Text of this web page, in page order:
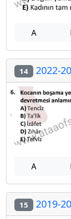
A
14 2022-
A
15 2019-